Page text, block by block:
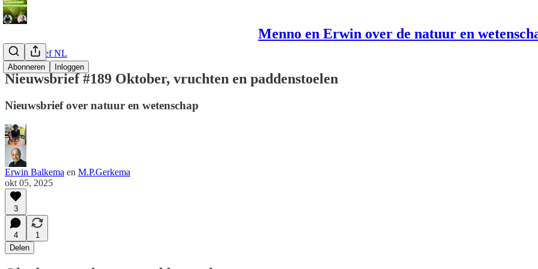
Menno en Erwin over de natuur en
Abonneren Inloggen
Nieuwsbrief NL
Nieuwsbrief #189 Oktober, vruchten en paddenstoelen
Nieuwsbrief over natuur en wetenschap
Erwin Balkema en M.P.Gerkema
okt 05, 2025
3
4
1
Delen